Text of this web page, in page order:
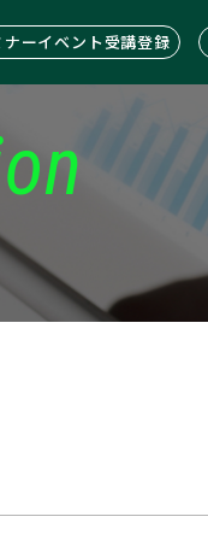
ナーイベント受講登録